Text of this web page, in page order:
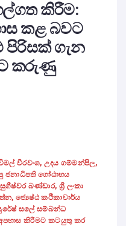
කිරීම:
කළ බවට
පිරිසක් ගැන
කරුණු
වීරවංශ, උදය ගම්මන්පිල,
ජනාධිපති ගෝඨාභය
බණ්ඩාර, ශ්‍රී ලංකා
ජ්‍යෙෂ්ඨ කථිකාචාර්ය
සලේ සම්බන්ධ
කිරීමට කටයුතු කර